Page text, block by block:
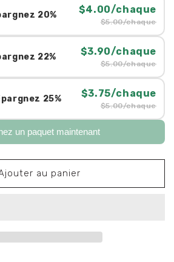
20% $4.00/chaque
$5.00/chaque
22% $3.90/chaque
$5.00/chaque
25% $3.75/chaque
$5.00/chaque
un paquet maintenant
au panier